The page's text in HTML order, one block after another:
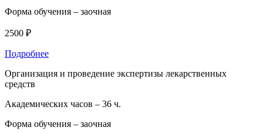
Форма обучения – заочная
2500 ₽
Подробнее
Организация и проведение экспертизы лекарственных
средств
Академических часов – 36 ч.
Форма обучения – заочная